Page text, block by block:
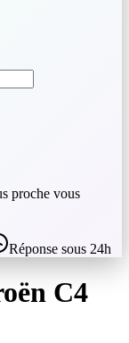
proche vous
Réponse sous 24h
C4